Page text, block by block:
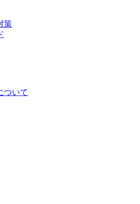
策
ついて